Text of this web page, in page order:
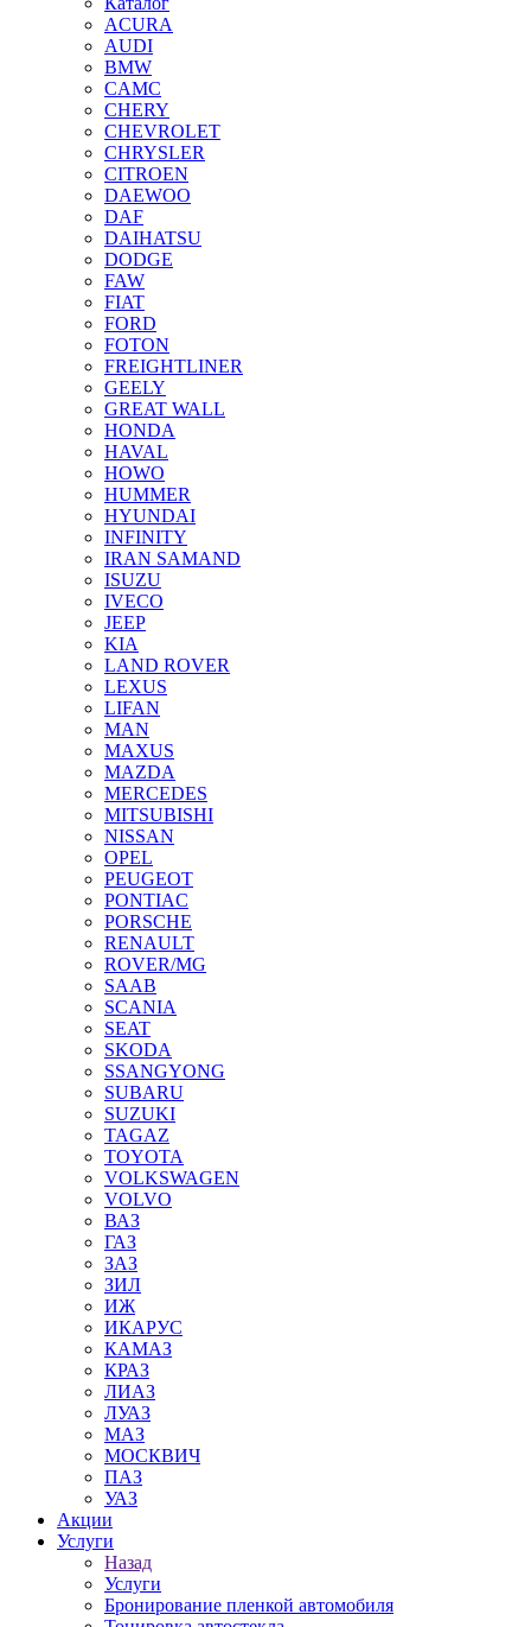
ACURA
AUDI
BMW
CAMC
CHERY
CHEVROLET
CHRYSLER
CITROEN
DAEWOO
DAF
DAIHATSU
DODGE
FAW
FIAT
FORD
FOTON
FREIGHTLINER
GEELY
GREAT WALL
HONDA
HAVAL
HOWO
HUMMER
HYUNDAI
INFINITY
IRAN SAMAND
ISUZU
IVECO
JEEP
KIA
LAND ROVER
LEXUS
LIFAN
MAN
MAXUS
MAZDA
MERCEDES
MITSUBISHI
NISSAN
OPEL
PEUGEOT
PONTIAC
PORSCHE
RENAULT
ROVER/MG
SAAB
SCANIA
SEAT
SKODA
SSANGYONG
SUBARU
SUZUKI
TAGAZ
TOYOTA
VOLKSWAGEN
VOLVO
ВАЗ
ГАЗ
ЗАЗ
ЗИЛ
ИЖ
ИКАРУС
КАМАЗ
КРАЗ
ЛИАЗ
ЛУАЗ
МАЗ
МОСКВИЧ
ПАЗ
УАЗ
Акции
Услуги
Назад
Услуги
Бронирование пленкой автомобиля